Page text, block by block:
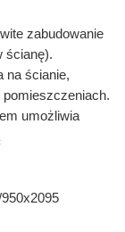
zabudowanie
ścianę).
na ścianie,
umożliwia